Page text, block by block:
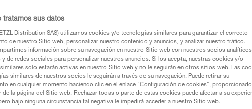
®
tratamos sus datos
Distribution SAS) utilizamos cookies y/o tecnologías similares para garantizar el correcto
de nuestro Sitio web, personalizar nuestro contenido y anuncios, y analizar nuestro tráfico.
información sobre su navegación en nuestro Sitio web con nuestros socios
de redes sociales para personalizar nuestros anuncios. Si los acepta, nuestras cookies y/o
solo estarán activas en nuestro Sitio web y no le seguirán en otros sitios web. Las
similares de nuestros socios le seguirán a través de su navegación. Puede retirar su
en cualquier momento haciendo clic en el enlace "Configuración de cookies",
de la página del Sitio web. Rechazar todas o parte de estas cookies puede afectar a su
bajo ninguna circunstancia tal negativa le impedirá acceder a nuestro Sitio web.